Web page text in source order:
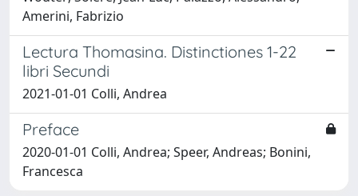
Amerini, Fabrizio
Lectura Thomasina. Distinctiones 1-22
libri Secundi
2021-01-01 Colli, Andrea
Preface
2020-01-01 Colli, Andrea; Speer, Andreas; Bonini,
Francesca